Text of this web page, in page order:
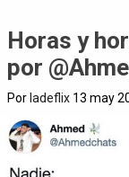
Horas y
por
Porladeflix 13 may